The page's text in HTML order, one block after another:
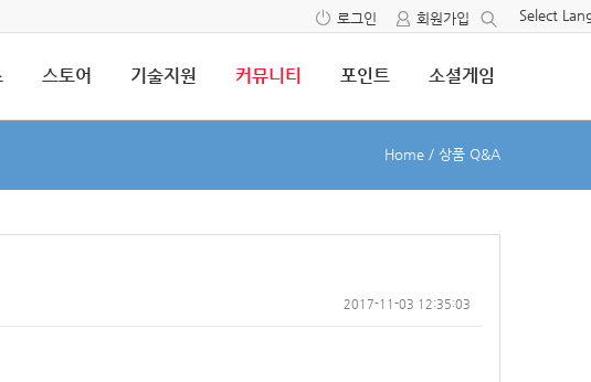
Select
로그인 회원가입
스토어 기술지원 커뮤니티 포인트 소셜게임
Home / 상품 Q&A
2017-11-03 12:35:03